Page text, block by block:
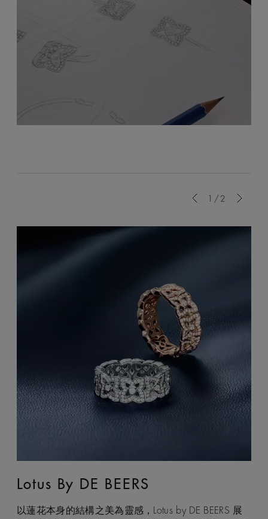
1/2
Lotus By DE BEERS
以蓮花本身的結構之美為靈感，Lotus by DE BEERS 展
Talisman
Talisman 系列巧妙融合鑽石原石與拋光鑽石的獨特感官